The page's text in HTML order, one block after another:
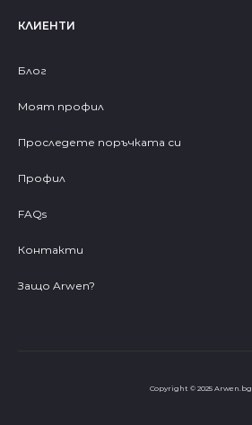
КЛИЕНТИ
Блог
Моят профил
Проследете поръчката си
Профил
FAQs
Контакти
Защо Arwen?
Copyright © 2025 Arwen.bg